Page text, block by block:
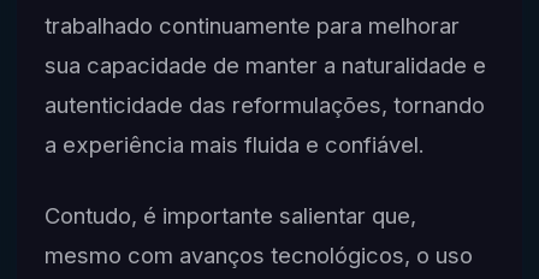
trabalhado continuamente para melhorar
sua capacidade de manter a naturalidade e
autenticidade das reformulações, tornando
a experiência mais fluida e confiável.
Contudo, é importante salientar que,
mesmo com avanços tecnológicos, o uso